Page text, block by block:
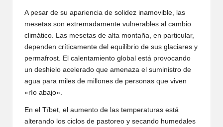
A pesar de su apariencia de solidez inamovible, las
mesetas son extremadamente vulnerables al cambio
climático. Las mesetas de alta montaña, en particular,
dependen críticamente del equilibrio de sus glaciares y
permafrost. El calentamiento global está provocando
un deshielo acelerado que amenaza el suministro de
agua para miles de millones de personas que viven
«río abajo».
En el Tíbet, el aumento de las temperaturas está
alterando los ciclos de pastoreo y secando humedales